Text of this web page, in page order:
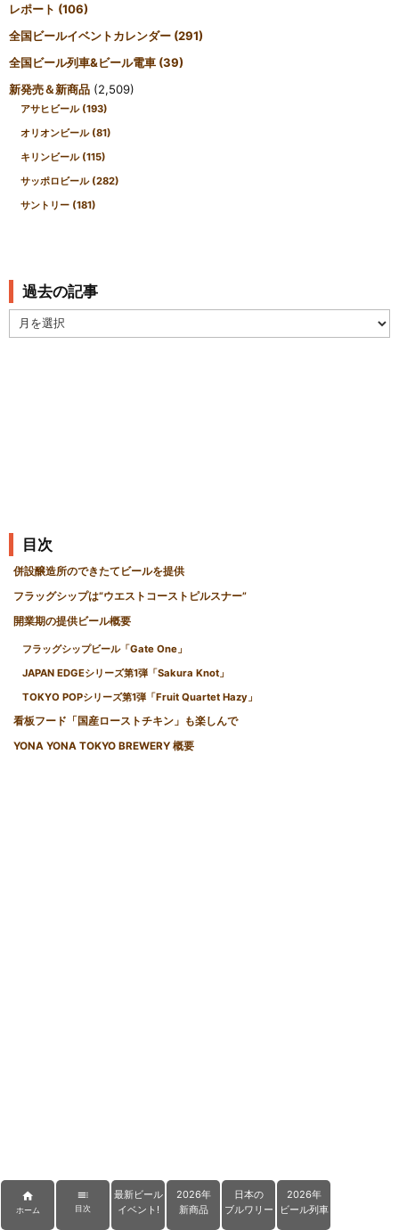
レポート (106)
全国ビールイベントカレンダー (291)
全国ビール列車&ビール電車 (39)
新発売＆新商品 (2,509)
アサヒビール (193)
オリオンビール (81)
キリンビール (115)
サッポロビール (282)
サントリー (181)
過去の記事
去
目次
併設醸造所のできたてビールを提供
フラッグシップは“ウエストコーストピルスナー”
開業期の提供ビール概要
フラッグシップビール「Gate One」
JAPAN EDGEシリーズ第1弾「Sakura Knot」
TOKYO POPシリーズ第1弾「Fruit Quartet Hazy」
看板フード「国産ローストチキン」も楽しんで
YONA YONA TOKYO BREWERY 概要

ホーム

目次
最新ビール
イベント!
2026年
新商品
日本の
ブルワリー
2026年
ビール列車